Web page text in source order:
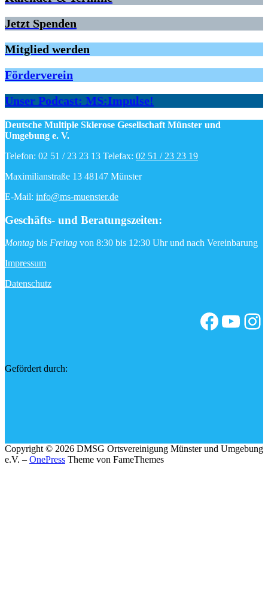
Jetzt Spenden
Mitglied werden
Förderverein
Unser Podcast: MS:Impulse!
Deutsche Multiple Sklerose Gesellschaft Münster und
Umgebung e. V.
Telefon: 02 51 / 23 23 13 Telefax: 02 51 / 23 23 19
Maximilianstraße 13 48147 Münster
E-Mail: info@ms-muenster.de
Geschäfts- und Beratungszeiten:
Montag bis Freitag von 8:30 bis 12:30 Uhr und nach Vereinbarung
Impressum
Datenschutz
Gefördert durch:
Copyright © 2026 DMSG Ortsvereinigung Münster und Umgebung
e.V. – OnePress Theme von FameThemes